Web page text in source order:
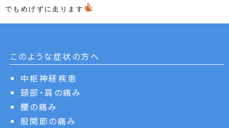
でもめげずに走ります
このような症状の方へ
中枢神経疾患
頸部・肩の痛み
腰の痛み
股関節の痛み